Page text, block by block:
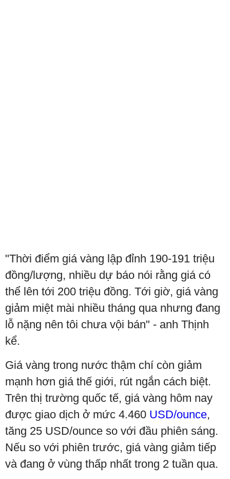
"Thời điểm giá vàng lập đỉnh 190-191 triệu
đồng/lượng, nhiều dự báo nói rằng giá có
thể lên tới 200 triệu đồng. Tới giờ, giá vàng
giảm miệt mài nhiều tháng qua nhưng đang
lỗ nặng nên tôi chưa vội bán" - anh Thịnh
kể.
Giá vàng trong nước thậm chí còn giảm
mạnh hơn giá thế giới, rút ngắn cách biệt.
Trên thị trường quốc tế, giá vàng hôm nay
được giao dịch ở mức 4.460 USD/ounce,
tăng 25 USD/ounce so với đầu phiên sáng.
Nếu so với phiên trước, giá vàng giảm tiếp
và đang ở vùng thấp nhất trong 2 tuần qua.